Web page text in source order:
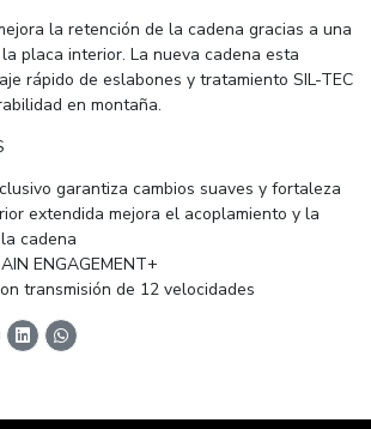
la retención de la cadena gracias a una
placa interior. La nueva cadena esta
rápido de eslabones y tratamiento SIL-TEC
en montaña.
garantiza cambios suaves y fortaleza
extendida mejora el acoplamiento y la
cadena
ENGAGEMENT+
transmisión de 12 velocidades